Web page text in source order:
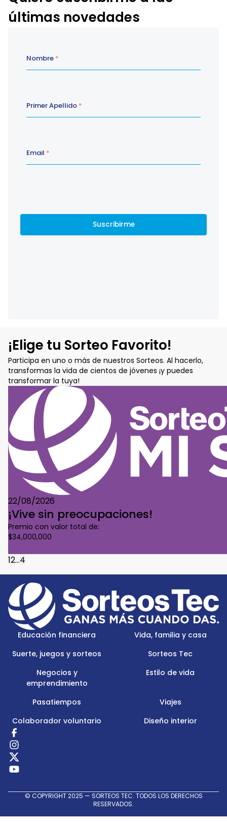
últimas novedades
¡Elige tu Sorteo Favorito!
Participa en uno o más de nuestros Sorteos. Al hacerlo,
transformas la vida de cientos de jóvenes ¡y puedes
transformar la tuya!
22/08/2026
¡Vive sin preocupaciones!
Premio con valor total de:
$34,000,000
12...4
Footer
Menu
Logo
Educación financiera
Vida, familia y casa
Suerte, juegos y sorteos
Sorteos Tec
Negocios y
emprendimiento
Estilo de vida
Pasatiempos
Viajes
Colaborador voluntario
Diseño interior
Redes
Sociales
© COPYRIGHT 2025 — SORTEOS TEC. TODOS LOS DERECHOS
RESERVADOS.